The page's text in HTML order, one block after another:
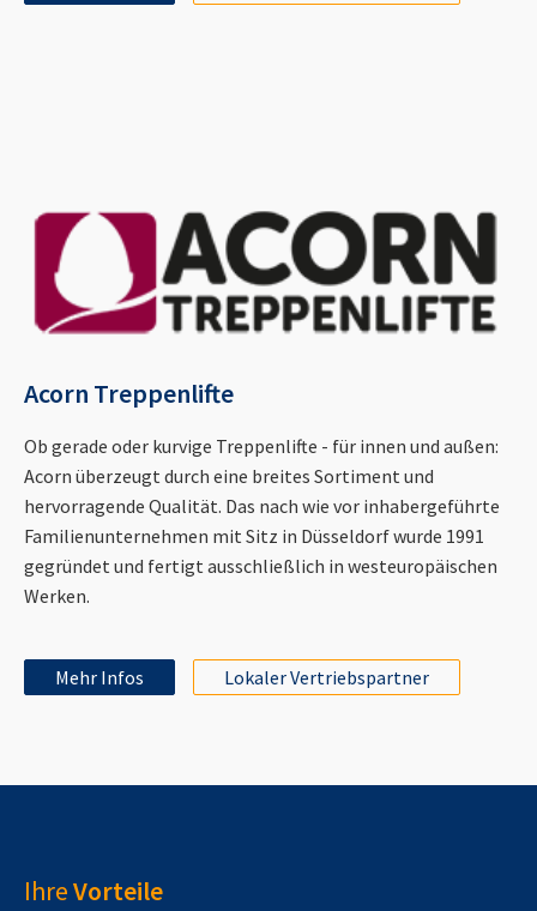
Acorn Treppenlifte
Ob gerade oder kurvige Treppenlifte - für innen und außen:
Acorn überzeugt durch eine breites Sortiment und
hervorragende Qualität. Das nach wie vor inhabergeführte
Familienunternehmen mit Sitz in Düsseldorf wurde 1991
gegründet und fertigt ausschließlich in westeuropäischen
Werken.
Mehr Infos Lokaler Vertriebspartner
IhreVorteile